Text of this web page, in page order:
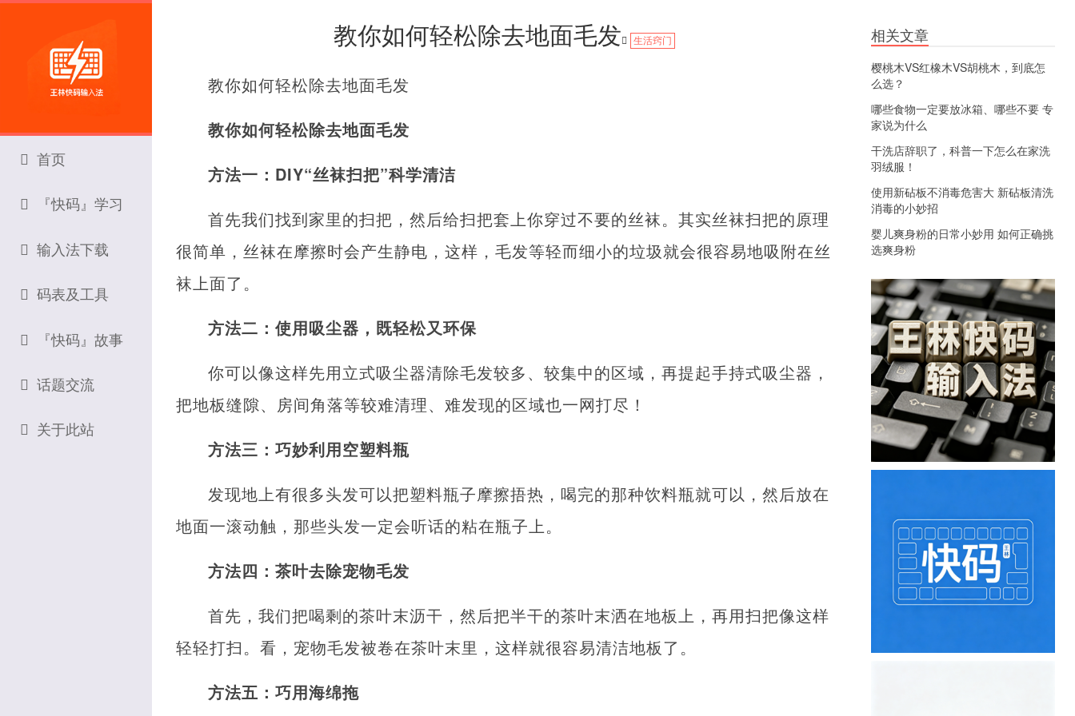
教你如何轻松除去地面毛发 生活窍门
教你如何轻松除去地面毛发
教你如何轻松除去地面毛发
方法一：DIY“丝袜扫把”科学清洁
首先我们找到家里的扫把，然后给扫把套上你穿过不要的丝袜。其实丝袜扫把的原理
很简单，丝袜在摩擦时会产生静电，这样，毛发等轻而细小的垃圾就会很容易地吸附在丝
袜上面了。
方法二：使用吸尘器，既轻松又环保
你可以像这样先用立式吸尘器清除毛发较多、较集中的区域，再提起手持式吸尘器，
把地板缝隙、房间角落等较难清理、难发现的区域也一网打尽！
方法三：巧妙利用空塑料瓶
发现地上有很多头发可以把塑料瓶子摩擦捂热，喝完的那种饮料瓶就可以，然后放在
地面一滚动触，那些头发一定会听话的粘在瓶子上。
方法四：茶叶去除宠物毛发
首先，我们把喝剩的茶叶末沥干，然后把半干的茶叶末洒在地板上，再用扫把像这样
轻轻打扫。看，宠物毛发被卷在茶叶末里，这样就很容易清洁地板了。
方法五：巧用海绵拖
首页
『快码』学习
输入法下载
码表及工具
『快码』故事
话题交流
关于此站
相关文章
樱桃木VS红橡木VS胡桃木，到底怎
么选？
哪些食物一定要放冰箱、哪些不要 专
家说为什么
干洗店辞职了，科普一下怎么在家洗
羽绒服！
使用新砧板不消毒危害大 新砧板清洗
消毒的小妙招
婴儿爽身粉的日常小妙用 如何正确挑
选爽身粉